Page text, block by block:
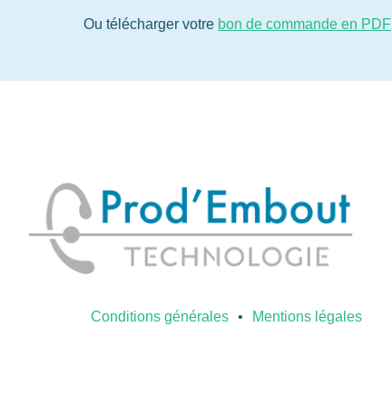
Ou télécharger votre bon de commande en PDF
Conditions générales Mentions légales